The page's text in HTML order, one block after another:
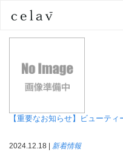
ニュース一覧
【重要なお知らせ】ビューテ
2024.12.18 | 新着情報